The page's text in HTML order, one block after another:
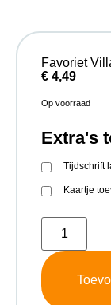
Favoriet
€ 4,49
Op voorraad
Extra's
Tijdschrift
Kaartje